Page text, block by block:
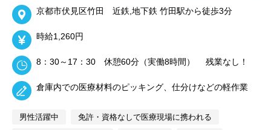
京都市伏見区竹田 近鉄,地下鉄 竹田駅から徒歩3分
時給1,260円
8：30～17：30 休憩60分（実働8時間） 残業なし！
倉庫内での医療材料のピッキング、仕分けなどの軽作業
男性活躍中 免許・資格なしで医療現場に携われる